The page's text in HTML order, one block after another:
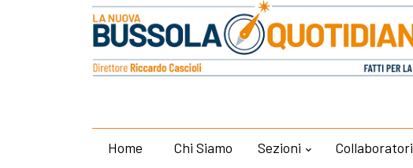
Home Chi Siamo Sezioni Collaboratori